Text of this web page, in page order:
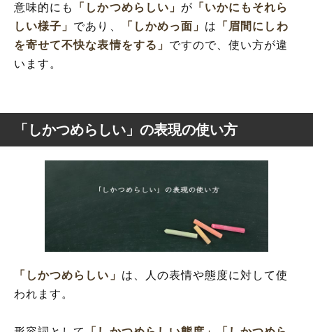
意味的にも 「しかつめらしい」 が 「いかにもそれら
しい様子」 であり、 「しかめっ面」 は
「眉間にしわ
を寄せて不快な表情をする」 ですので、使い方が違
います。
「しかつめらしい」の表現の使い方
「しかつめらしい」 は、人の表情や態度に対して使
われます。